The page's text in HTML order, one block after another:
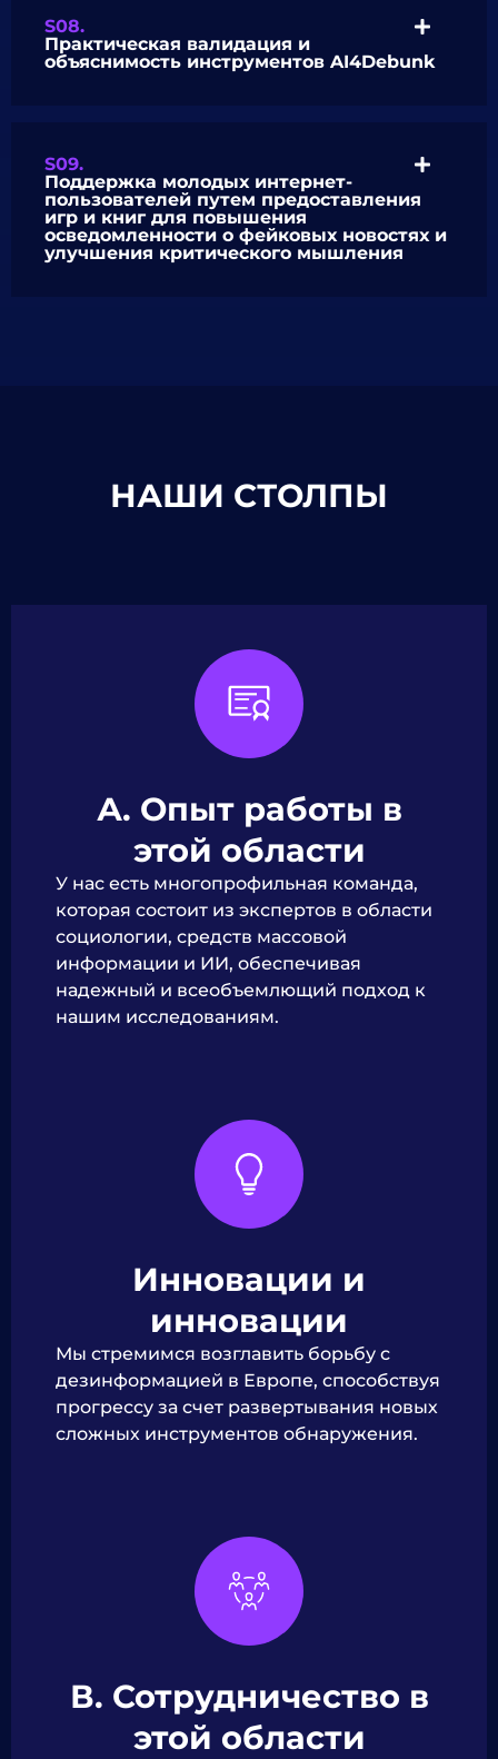
S08.
Практическая валидация и
объяснимость инструментов AI4Debunk
S09.
Поддержка молодых интернет-
пользователей путем предоставления
игр и книг для повышения
осведомленности о фейковых новостях и
улучшения критического мышления
НАШИ СТОЛПЫ
А. Опыт работы в
этой области
У нас есть многопрофильная команда,
которая состоит из экспертов в области
социологии, средств массовой
информации и ИИ, обеспечивая
надежный и всеобъемлющий подход к
нашим исследованиям.
Инновации и
инновации
Мы стремимся возглавить борьбу с
дезинформацией в Европе, способствуя
прогрессу за счет развертывания новых
сложных инструментов обнаружения.
В. Сотрудничество в
этой области